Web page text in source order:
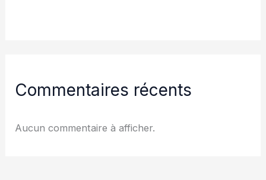
Commentaires récents
Aucun commentaire à afficher.